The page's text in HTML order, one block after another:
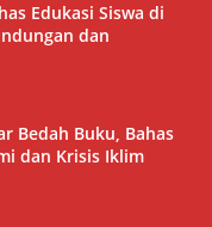
Edukasi Siswa di
dan
Bedah Buku, Bahas
dan Krisis Iklim